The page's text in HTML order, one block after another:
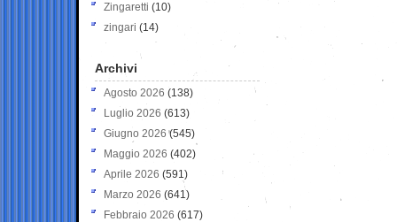
Zingaretti (10)
zingari (14)
Archivi
Agosto 2026 (138)
Luglio 2026 (613)
Giugno 2026 (545)
Maggio 2026 (402)
Aprile 2026 (591)
Marzo 2026 (641)
Febbraio 2026 (617)